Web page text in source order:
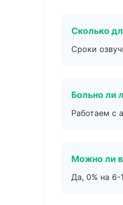
Сколько
Сроки
Больно ли
Работаем с
Можно ли в
Да, 0% на 6-